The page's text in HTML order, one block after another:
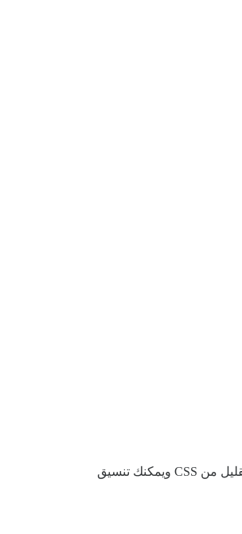
يمكن تخصيص كل مكون بشكل أكبر في ورقة أنماط منفصلة حتى لا يتم الكتابة فوق تغييراتك عند تحديث المكونات. كل ما تحتاج إلى معرفته هو القليل من CSS ويمكنك تنسيق